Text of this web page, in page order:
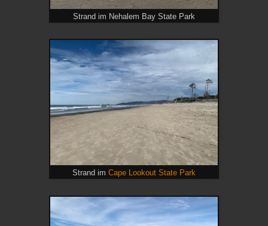
Strand im Nehalem Bay State Park
Strand im Cape Lookout State Park